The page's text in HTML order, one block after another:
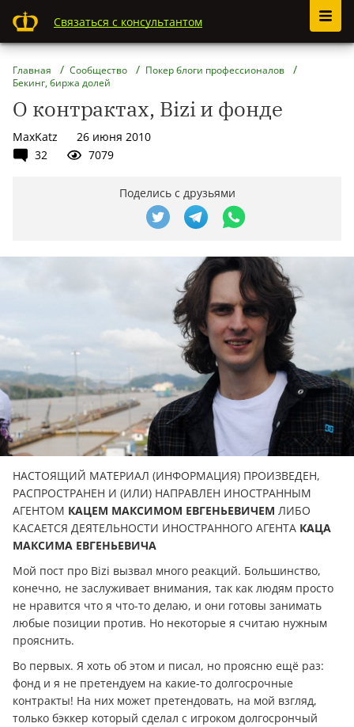
Связаться с консультантом
Главная Сообщество
Покер блоги профессионалов
Бекинг, биржа долей
О контрактах, Bizi и фонде
MaxKatz
26 июня 2010
32
7079
Поделись с друзьями
НАСТОЯЩИЙ МАТЕРИАЛ (ИНФОРМАЦИЯ) ПРОИЗВЕДЕН,
РАСПРОСТРАНЕН И (ИЛИ) НАПРАВЛЕН ИНОСТРАННЫМ
АГЕНТОМ КАЦЕМ МАКСИМОМ ЕВГЕНЬЕВИЧЕМ ЛИБО
КАСАЕТСЯ ДЕЯТЕЛЬНОСТИ ИНОСТРАННОГО АГЕНТА КАЦА
МАКСИМА ЕВГЕНЬЕВИЧА
Мой пост про Bizi вызвал много реакций. Большинство,
конечно, не заслуживает внимания, так как людям просто
не нравится что я что-то делаю, и они готовы занимать
любые позиции против. Но некоторые я считаю нужным
прояснить.
Во первых. Я хоть об этом и писал, но проясню ещё раз:
фонд и я не претендуем на какие-то долгосрочные
контракты! На них может претендовать, на мой взгляд,
только бэккер который сделал с игроком долгосрончый